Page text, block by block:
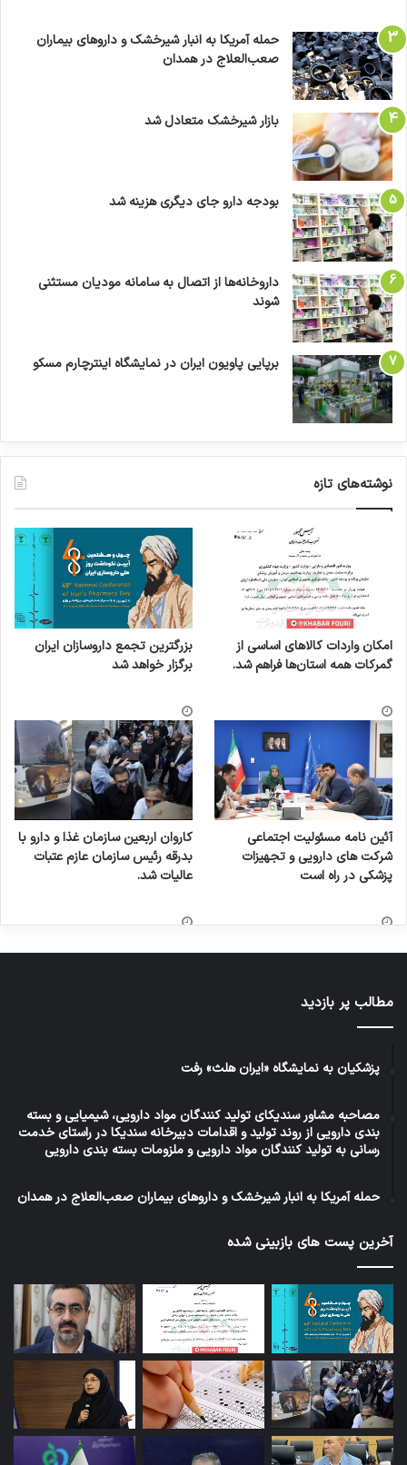
حمله آمریکا به انبار شیرخشک و داروهای بیماران
صعب‌العلاج در همدان
بازار شیرخشک متعادل شد
بودجه دارو جای دیگری هزینه شد
داروخانه‌ها از اتصال به سامانه مودیان مستثنی
شوند
برپایی پاویون ایران در نمایشگاه اینترچارم مسکو
نوشته‌های تازه
امکان واردات کالاهای اساسی از
گمرکات همه استان‌ها فراهم شد.
بزرگترین تجمع داروسازان ایران
برگزار خواهد شد
آئین نامه مسئولیت اجتماعی
شرکت های دارویی و تجهیزات
پزشکی در راه است
کاروان اربعین سازمان غذا و دارو با
بدرقه رئیس سازمان عازم عتبات
عالیات شد.
مطالب پر بازدید
پزشکیان به نمایشگاه «ایران هلث» رفت
مصاحبه مشاور سندیکای تولید کنندگان مواد دارویی، شیمیایی و بسته
بندی دارویی از روند تولید و اقدامات دبیرخانه سندیکا در راستای خدمت
رسانی به تولید کنندگان مواد دارویی و ملزومات بسته بندی دارویی
حمله آمریکا به انبار شیرخشک و داروهای بیماران صعب‌العلاج در همدان
آخرین پست های بازبینی شده